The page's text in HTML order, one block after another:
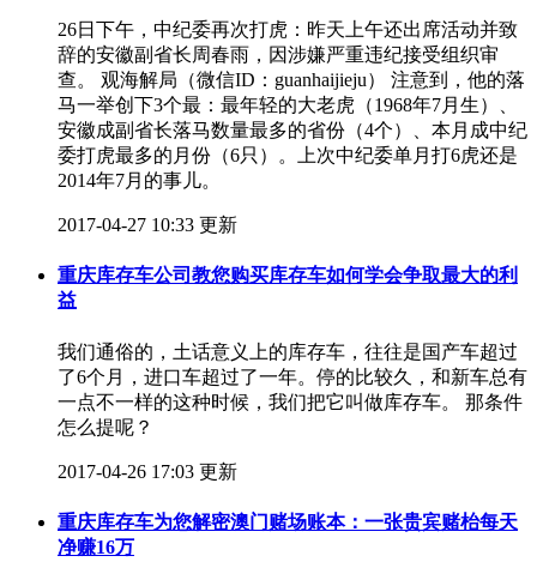
​26日下午，中纪委再次打虎：昨天上午还出席活动并致
辞的安徽副省长周春雨，因涉嫌严重违纪接受组织审
查。 观海解局（微信ID：guanhaijieju） 注意到，他的落
马一举创下3个最：最年轻的大老虎（1968年7月生）、
安徽成副省长落马数量最多的省份（4个）、本月成中纪
委打虎最多的月份（6只）。上次中纪委单月打6虎还是
2014年7月的事儿。
2017-04-27 10:33 更新
重庆库存车公司教您购买库存车如何学会争取最大的利
益
​我们通俗的，土话意义上的库存车，往往是国产车超过
了6个月，进口车超过了一年。停的比较久，和新车总有
一点不一样的这种时候，我们把它叫做库存车。 那条件
怎么提呢？
2017-04-26 17:03 更新
重庆库存车为您解密澳门赌场账本：一张贵宾赌枱每天
净赚16万